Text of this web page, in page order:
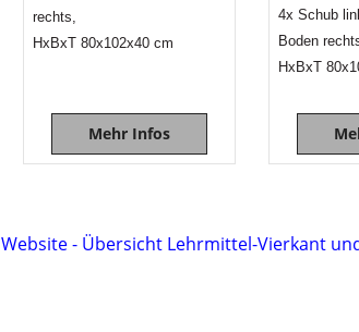
rechts,
HxBxT 80x102x40 cm
Mehr Infos
4x Schub
Boden
HxBxT
Website - Übersicht Lehrmittel-Vierkant